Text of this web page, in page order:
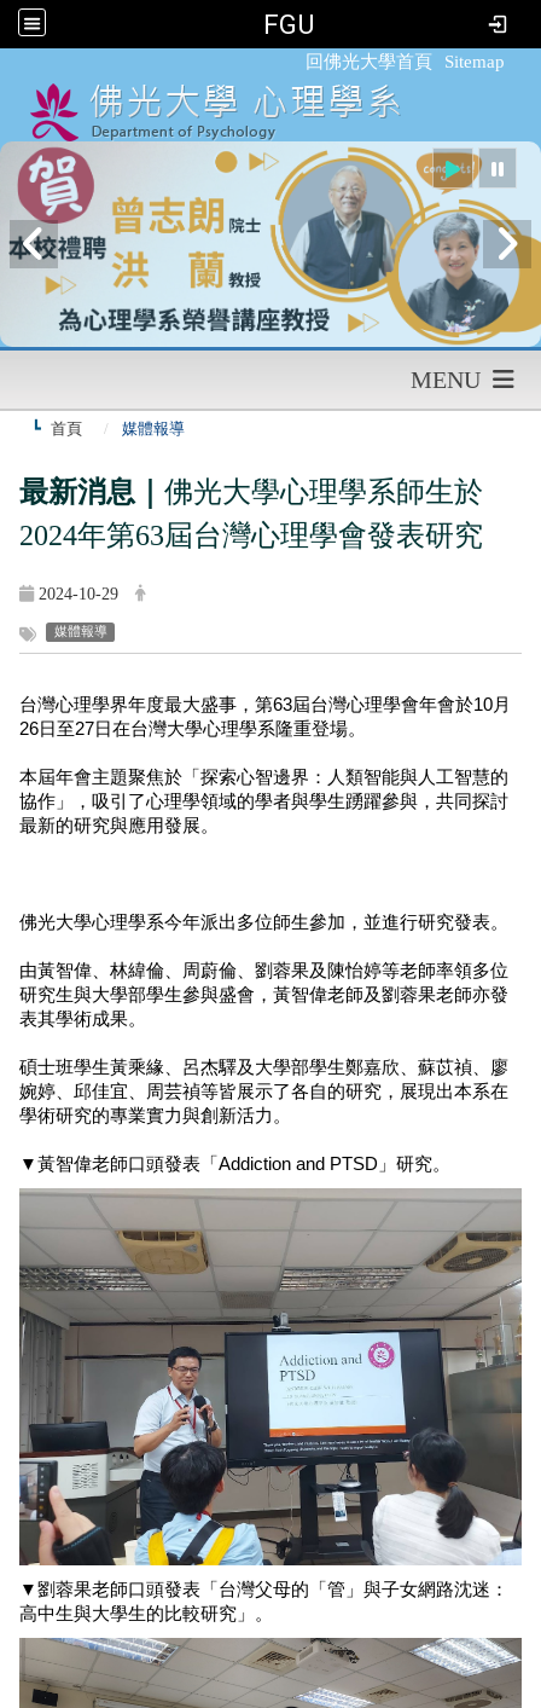
FGU
回佛光大學首頁 Sitemap
MENU
首頁 媒體報導
最新消息｜ 佛光大學心理學系師生於
2024年第63屆台灣心理學會發表研究
2024-10-29
媒體報導
台灣心理學界年度最大盛事，第63屆台灣心理學會年會於10月
26日至27日在台灣大學心理學系隆重登場。
本屆年會主題聚焦於「探索心智邊界：人類智能與人工智慧的
協作」，吸引了心理學領域的學者與學生踴躍參與，共同探討
最新的研究與應用發展。
佛光大學心理學系今年派出多位師生參加，並進行研究發表。
由黃智偉、林緯倫、周蔚倫、劉蓉果及陳怡婷等老師率領多位
研究生與大學部學生參與盛會， 黃智偉老師及劉蓉果老師亦發
表其學術成果。
碩士班學生黃乘緣、呂杰驛及大學部學生鄭嘉欣、蘇苡禎、廖
婉婷、邱佳宜、周芸禎等皆展示了各自的研究，展現出本系在
學術研究的專業實力與創新活力。
▼黃智偉老師口頭發表「Addiction and PTSD」研究。
▼劉蓉果老師口頭發表「台灣父母的「管」與子女網路沈迷：
高中生與大學生的比較研究」。